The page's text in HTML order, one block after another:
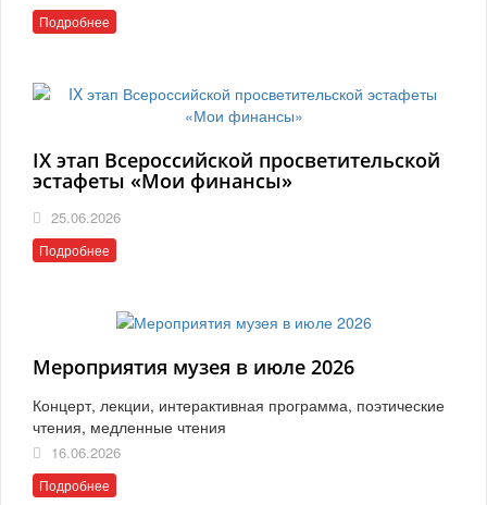
Подробнее
IX этап Всероссийской просветительской
эстафеты «Мои финансы»
25.06.2026
Подробнее
Мероприятия музея в июле 2026
Концерт, лекции, интерактивная программа, поэтические
чтения, медленные чтения
16.06.2026
Подробнее